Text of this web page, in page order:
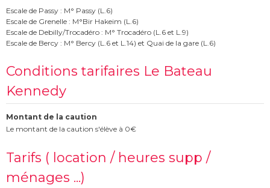
Escale de Passy : M° Passy (L.6)
Escale de Grenelle : M°Bir Hakeim (L.6)
Escale de Debilly/Trocadéro : M° Trocadéro (L.6 et L.9)
Escale de Bercy : M° Bercy (L.6 et L.14) et Quai de la gare (L.6)
Conditions tarifaires Le Bateau
Kennedy
Montant de la caution
Le montant de la caution s'élève à 0€
Tarifs ( location / heures supp /
ménages ...)